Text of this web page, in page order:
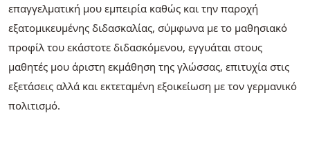
επαγγελματική μου εμπειρία καθώς και την παροχή
εξατομικευμένης διδασκαλίας, σύμφωνα με το μαθησιακό
προφίλ του εκάστοτε διδασκόμενου, εγγυάται στους
μαθητές μου άριστη εκμάθηση της γλώσσας, επιτυχία στις
εξετάσεις αλλά και εκτεταμένη εξοικείωση με τον γερμανικό
πολιτισμό.